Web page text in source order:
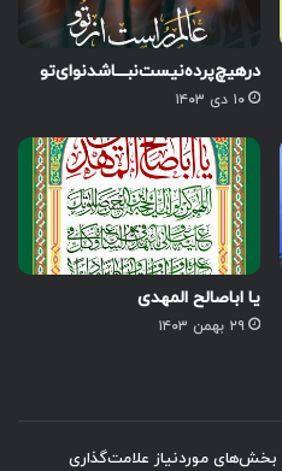
درهیچ‌پرده‌‌نیست‌نبـــاشد‌نوای‌تو
۱۰ دی ۱۴۰۳
یا اباصالح المهدی
۲۹ بهمن ۱۴۰۳
بخش‌های موردنیاز علامت‌گذاری